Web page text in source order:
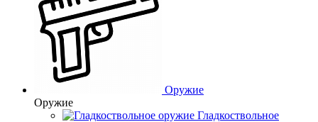
Оружие
Оружие
Гладкоствольное